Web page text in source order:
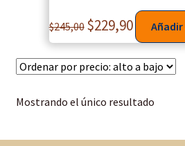
$245,00 $229,90
Mostrando el único resultado